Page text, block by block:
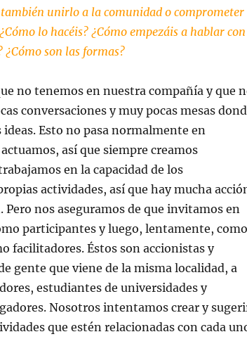
unirlo a la comunidad o comprometer
lo hacéis? ¿Cómo empezáis a hablar con
son las formas?
no tenemos en nuestra compañía y que
conversaciones y muy pocas mesas
Esto no pasa normalmente en
así que siempre creamos
en la capacidad de los
actividades, así que hay mucha
nos aseguramos de que invitamos en
participantes y luego, lentamente, como
facilitadores. Éstos son accionistas y
gente que viene de la misma localidad, a
estudiantes de universidades y
Nosotros intentamos crear y
que estén relacionadas con cada